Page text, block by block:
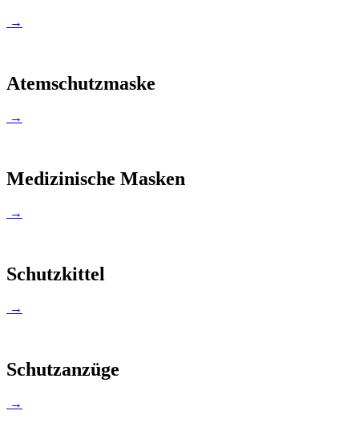
→
Atemschutzmaske
→
Medizinische Masken
→
Schutzkittel
→
Schutzanzüge
→